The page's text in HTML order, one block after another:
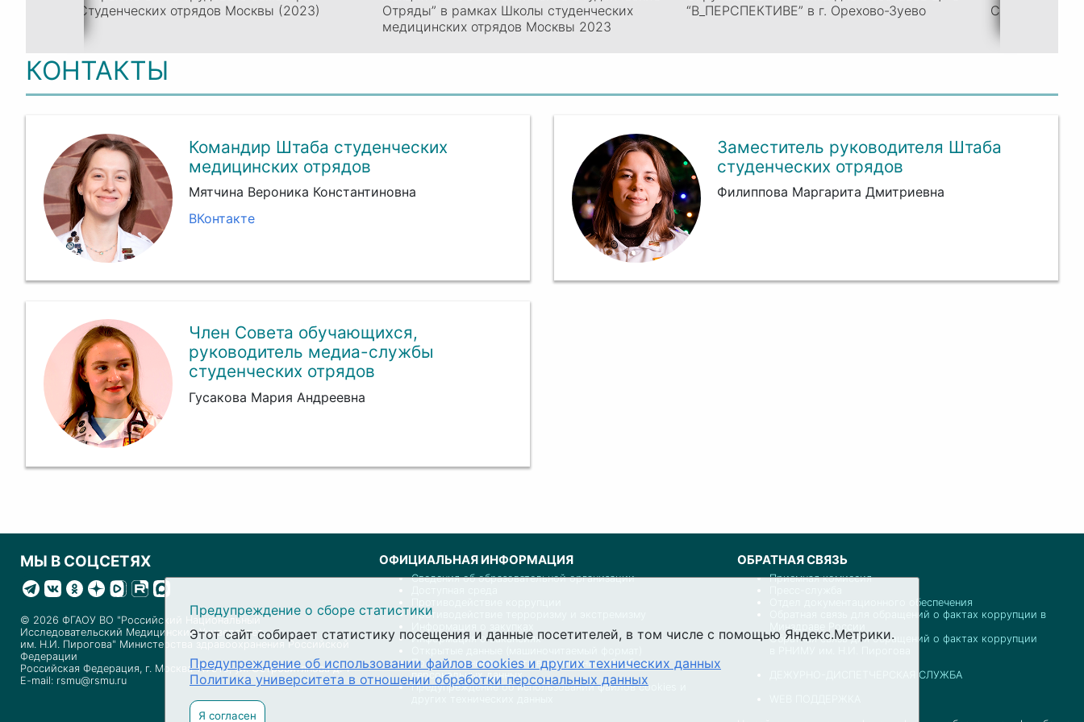
Студенческих отрядов Москвы (2023)
Отряды” в рамках Школы студенческих
медицинских отрядов Москвы 2023
“В_ПЕРСПЕКТИВЕ” в г. Орехово-Зуево
КОНТАКТЫ
Командир Штаба студенческих
медицинских отрядов
Мятчина Вероника Константиновна
ВКонтакте
Заместитель руководителя Штаба
студенческих отрядов
Филиппова Маргарита Дмитриевна
Член Совета обучающихся,
руководитель медиа-службы
студенческих отрядов
Гусакова Мария Андреевна
МЫ В СОЦСЕТЯХ
© 2026 ФГАОУ ВО "Российский Национальный
Исследовательский Медицинский Университет
им. Н.И. Пирогова" Министерства здравоохранения Российской
Федерации
Российская Федерация, г. Москва 117513, ул. Островитянова д. 1
E-mail: rsmu@rsmu.ru
ОФИЦИАЛЬНАЯ ИНФОРМАЦИЯ
Сведения об образовательной организации
Противодействие терроризму и экстремизму
Информация о вакансиях
Политика университета в отношении обработки
персональных данных
Предупреждение об использовании файлов cookies и
ОБРАТНАЯ СВЯЗЬ
Приемная комиссия
Отдел документационного обеспечения
Обратная связь для обращений о фактах коррупции в
Минздраве России
Обратная связь для обращений о фактах коррупции
ДЕЖУРНО-ДИСПЕТЧЕРСКАЯ СЛУЖБА
Предупреждение о сборе статистики
Этот сайт собирает статистику посещения и данные посетителей, в том числе с помощью Яндекс.Метрики.
Предупреждение об использовании файлов cookies и других технических данных
Политика университета в отношении обработки персональных данных
Я согласен